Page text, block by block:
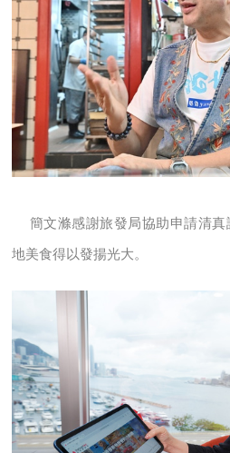
簡文滌感謝旅發局協助申請清
地美食得以發揚光大。